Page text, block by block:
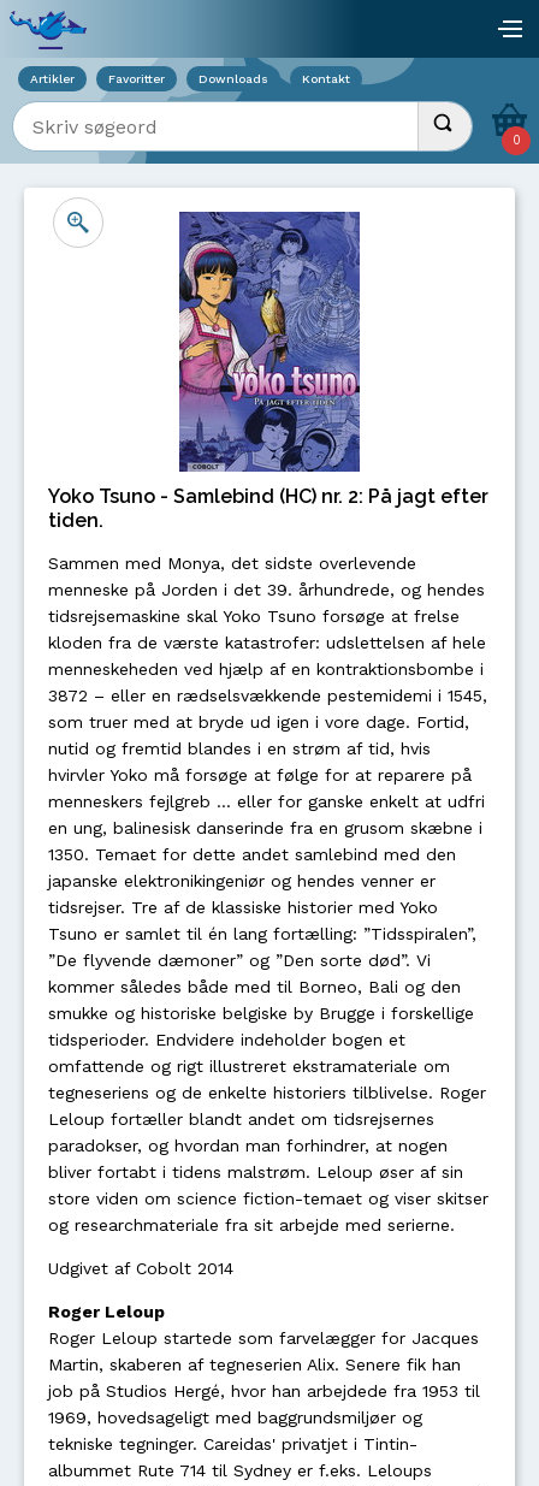
Artikler Favoritter Downloads Kontakt
Indtast søgeord Udfør søgning
0
Yoko Tsuno - Samlebind (HC) nr. 2: På jagt efter
tiden.
Sammen med Monya, det sidste overlevende
menneske på Jorden i det 39. århundrede, og hendes
tidsrejsemaskine skal Yoko Tsuno forsøge at frelse
kloden fra de værste katastrofer: udslettelsen af hele
menneskeheden ved hjælp af en kontraktionsbombe i
3872 – eller en rædselsvækkende pestemidemi i 1545,
som truer med at bryde ud igen i vore dage. Fortid,
nutid og fremtid blandes i en strøm af tid, hvis
hvirvler Yoko må forsøge at følge for at reparere på
menneskers fejlgreb ... eller for ganske enkelt at udfri
en ung, balinesisk danserinde fra en grusom skæbne i
1350. Temaet for dette andet samlebind med den
japanske elektronikingeniør og hendes venner er
tidsrejser. Tre af de klassiske historier med Yoko
Tsuno er samlet til én lang fortælling: ”Tidsspiralen”,
”De flyvende dæmoner” og ”Den sorte død”. Vi
kommer således både med til Borneo, Bali og den
smukke og historiske belgiske by Brugge i forskellige
tidsperioder. Endvidere indeholder bogen et
omfattende og rigt illustreret ekstramateriale om
tegneseriens og de enkelte historiers tilblivelse. Roger
Leloup fortæller blandt andet om tidsrejsernes
paradokser, og hvordan man forhindrer, at nogen
bliver fortabt i tidens malstrøm. Leloup øser af sin
store viden om science fiction-temaet og viser skitser
og researchmateriale fra sit arbejde med serierne.
Udgivet af Cobolt 2014
Roger Leloup
Roger Leloup startede som farvelægger for Jacques
Martin, skaberen af tegneserien Alix. Senere fik han
job på Studios Hergé, hvor han arbejdede fra 1953 til
1969, hovedsageligt med baggrundsmiljøer og
tekniske tegninger. Careidas' privatjet i Tintin-
albummet Rute 714 til Sydney er f.eks. Leloups
Viser overlay for indkøbskurv